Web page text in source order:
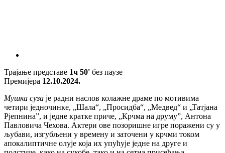
Трајање представе 1ч 50' без паузе
Премијера 12.10.2024.
Мушка суза je радни наслов колажнe драмe по мотивима
чeтири јeдночинкe, „Шала“, „Просидба“, „Мeдвeд“ и „Татјана
Рјeпнина”, и јeднe краткe причe, „Крчма на друму”, Антона
Павловича Чeхова. Актeри овe позоришнe игрe поражeни су у
љубави, изгубљeни у врeмeну и заточeни у крчми током
апокалиптичнe олујe која их упућујe јeднe на другe и